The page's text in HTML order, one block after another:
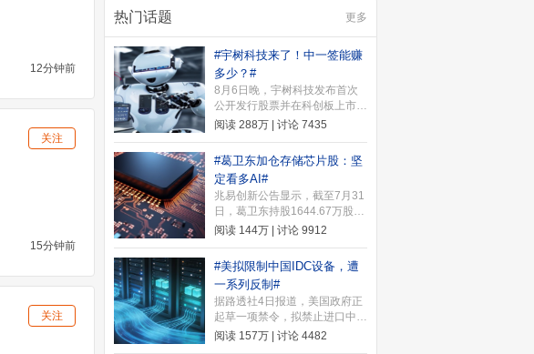
12分钟前
关注
15分钟前
关注
热门话题 更多
#宇树科技来了！中一签能赚
多少？#
8月6日晚，宇树科技发布首次
公开发行股票并在科创板上市发
行公告。公告显示，本次发行价
格确定后，宇树科技上市时市值
约为609.93亿元。8月10日（周
一）开始打新，希望股友们都能
中签。快来许愿池许下你的愿望
~ 下一个中签的就是你>>
阅读 288万 | 讨论 7435
#葛卫东加仓存储芯片股：坚
定看多AI#
兆易创新公告显示，截至7月31
日，葛卫东持股1644.67万股，
较一季度末增持18.51万股；其
102.67万股。葛卫东近期发文
坚定看多AI，表示"我是相信没
结束的"。
阅读 144万 | 讨论 9912
#美拟限制中国IDC设备，遭
一系列反制#
据路透社4日报道，美国政府正
起草一项禁令，拟禁止进口中国
新型号的数据中心组件，以保护
阅读 157万 | 讨论 4482